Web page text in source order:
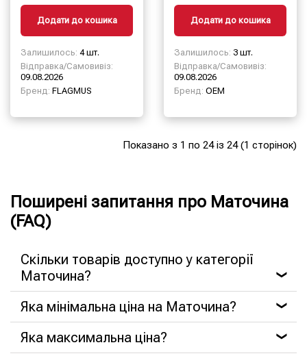
Додати до кошика
Залишилось: 4 шт.
Відправка/Самовивіз:
09.08.2026
Бренд: FLAGMUS
Додати до кошика
Залишилось: 3 шт.
Відправка/Самовивіз:
09.08.2026
Бренд: OEM
Показано з 1 по 24 із 24 (1 сторінок)
Поширені запитання про Маточина
(FAQ)
Скільки товарів доступно у категорії
Маточина?
❯
Яка мінімальна ціна на Маточина? ❯
Яка максимальна ціна? ❯